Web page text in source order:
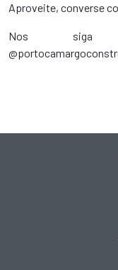
Aproveite, converse
Nos siga